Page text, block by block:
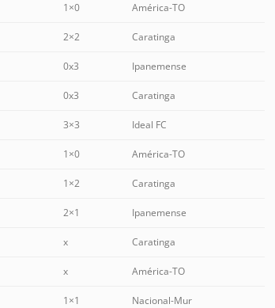
1×0 América-TO
2×2 Caratinga
0x3 Ipanemense
0x3 Caratinga
3×3 Ideal FC
1×0 América-TO
1×2 Caratinga
2×1 Ipanemense
x Caratinga
x América-TO
1×1 Nacional-Mur